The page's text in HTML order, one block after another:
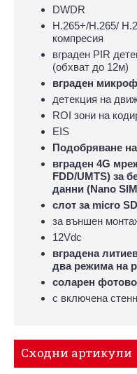
DWDR
H.265+/H.265/
компресия
вграден PIR
(обхват до 12м)
вграден
детекция на
ROI зони на
EIS
Подобряване
вграден 4G
FDD/UMTS) за
данни (Nano
слот за micro
за външен
12Vdc
вградена
два режима на
соларен
с включена
Сходни артикули